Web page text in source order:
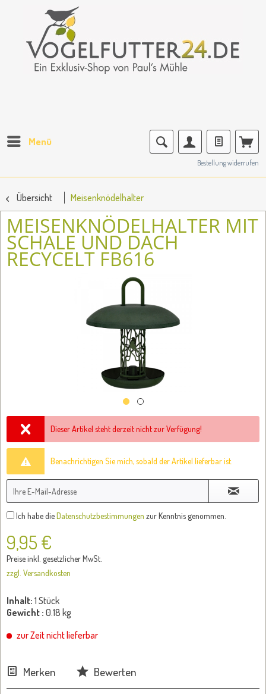
Menü
Bestellung widerrufen
Übersicht Meisenknödelhalter
MEISENKNÖDELHALTER MIT
SCHALE UND DACH
RECYCELT FB616
Dieser Artikel steht derzeit nicht zur Verfügung!
Benachrichtigen Sie mich, sobald der Artikel lieferbar ist.
Ich habe dieDatenschutzbestimmungen zur Kenntnis genommen.
9,95 €
Preise inkl. gesetzlicher MwSt.
zzgl. Versandkosten
Inhalt: 1 Stück
Gewicht : 0.18 kg
zur Zeit nicht lieferbar
Merken Bewerten